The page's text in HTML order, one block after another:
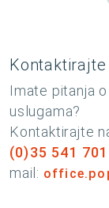
Kontaktirajte
Imate pitanja
uslugama?
Kontaktirajte
(0)35 541 701
mail: